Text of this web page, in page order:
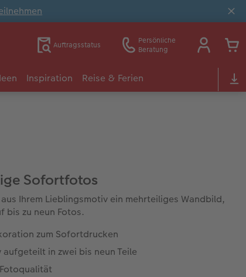
Auftragsstatus
Persönliche
Beratung
Inspiration Reise & Ferien
Sofortfotos
Ihrem Lieblingsmotiv ein mehrteiliges Wandbild,
bis zu neun Fotos.
zum Sofortdrucken
aufgeteilt in zwei bis neun Teile